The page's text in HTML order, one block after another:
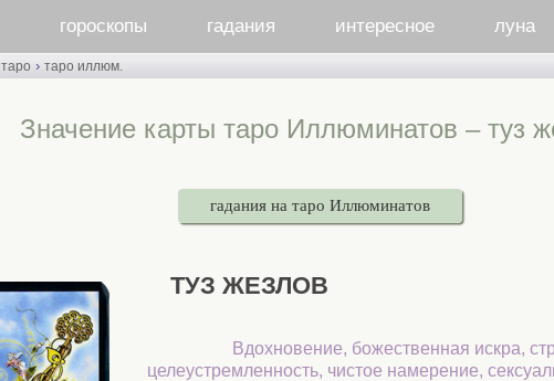
гороскопы гадания интересное луна
таро › таро иллюм.
Значение карты таро Иллюминатов – туз
гадания на таро Иллюминатов
ТУЗ ЖЕЗЛОВ
Вдохновение, божественная искра,
целеустремленность, чистое намерение,